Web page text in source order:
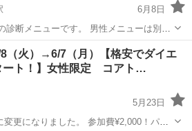
6月8日
断メニューです。 男性メニューは別途
参照くださいませ。 ♦︎パーソナ
気の診断をお手頃価格
駅 パーソナルカラー
（火）→6/7（月）【格安でダイエ
ート！】女性限定 コアト…
5月23日
した。 参加費¥2,000！パー